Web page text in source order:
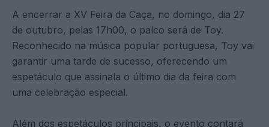
A encerrar a XV Feira da Caça, no domingo, dia 27
de outubro, pelas 17h00, o palco será de Toy.
Reconhecido na música popular portuguesa, Toy vai
garantir uma tarde de sucesso, oferecendo um
espetáculo que assinala o último dia da feira com
uma celebração especial.
Além dos espetáculos principais, o evento contará